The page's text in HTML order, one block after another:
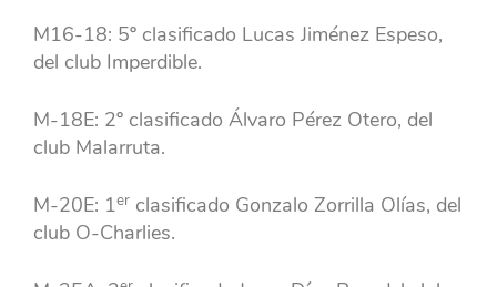
M16-18: 5º clasificado Lucas Jiménez Espeso,
del club Imperdible.
M-18E: 2º clasificado Álvaro Pérez Otero, del
club Malarruta.
M-20E: 1er clasificado Gonzalo Zorrilla Olías, del
club O-Charlies.